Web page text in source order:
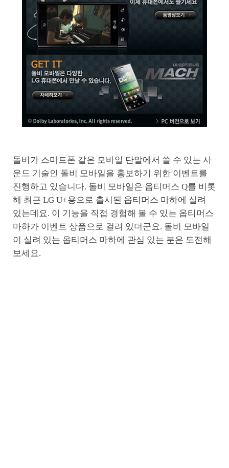
돌비가 스마트폰 같은 모바일 단말에서 쓸 수 있는 사
운드 기술인 돌비 모바일을 홍보하기 위한 이벤트를
진행하고 있습니다. 돌비 모바일은 옵티머스 Q를 비롯
해 최근 LG U+용으로 출시된 옵티머스 마하에 실려
있는데요. 이 기능을 직접 경험해 볼 수 있는 옵티머스
마하가 이벤트 상품으로 걸려 있더군요. 돌비 모바일
이 실려 있는 옵티머스 마하에 관심 있는 분은 도전해
보세요.